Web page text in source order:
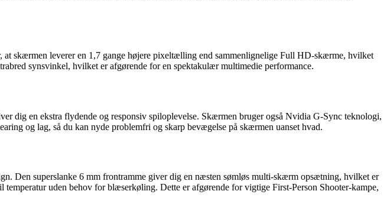
skærmen leverer en 1,7 gange højere pixeltælling end sammenlignelige Full HD-skærme, hvilket
synsvinkel, hvilket er afgørende for en spektakulær multimedie performance.
dig en ekstra flydende og responsiv spiloplevelse. Skærmen bruger også Nvidia G-Sync teknologi,
og lag, så du kan nyde problemfri og skarp bevægelse på skærmen uanset hvad.
Den superslanke 6 mm frontramme giver dig en næsten sømløs multi-skærm opsætning, hvilket er
uden behov for blæserkøling. Dette er afgørende for vigtige First-Person Shooter-kampe,